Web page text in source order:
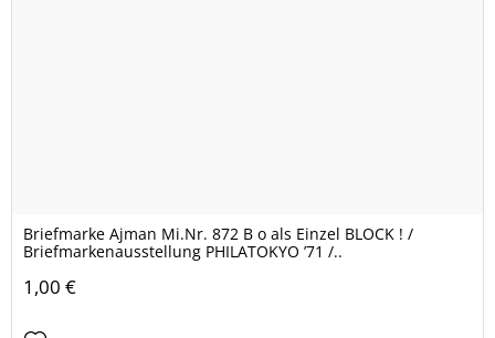
Briefmarke Ajman Mi.Nr. 872 B o als Einzel BLOCK ! /
Briefmarkenausstellung PHILATOKYO ’71 /..
1,00 €